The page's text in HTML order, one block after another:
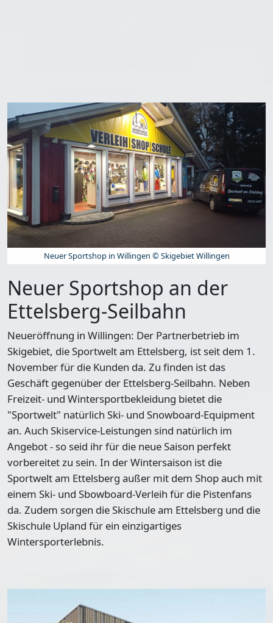
Neuer Sportshop in Willingen © Skigebiet Willingen
Neuer Sportshop an der
Ettelsberg-Seilbahn
Neueröffnung in Willingen: Der Partnerbetrieb im
Skigebiet, die Sportwelt am Ettelsberg, ist seit dem 1.
November für die Kunden da. Zu finden ist das
Geschäft gegenüber der Ettelsberg-Seilbahn. Neben
Freizeit- und Wintersportbekleidung bietet die
"Sportwelt" natürlich Ski- und Snowboard-Equipment
an. Auch Skiservice-Leistungen sind natürlich im
Angebot - so seid ihr für die neue Saison perfekt
vorbereitet zu sein. In der Wintersaison ist die
Sportwelt am Ettelsberg außer mit dem Shop auch mit
einem Ski- und Sbowboard-Verleih für die Pistenfans
da. Zudem sorgen die Skischule am Ettelsberg und die
Skischule Upland für ein einzigartiges
Wintersporterlebnis.